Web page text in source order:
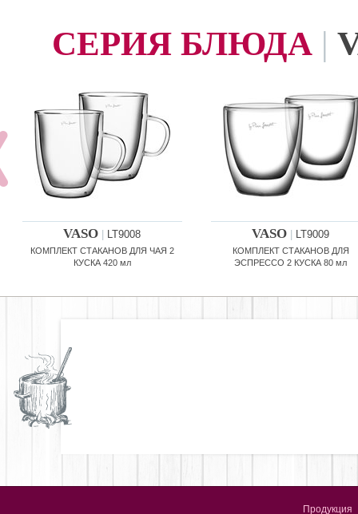
СЕРИЯ БЛЮДА |
VASO LT9008
КОМПЛЕКТ СТАКАНОВ ДЛЯ ЧАЯ 2
КУСКА 420 мл
VASO LT9009
КОМПЛЕКТ СТАКАНОВ ДЛЯ
ЭСПРЕССО 2 КУСКА 80 мл
Продукция